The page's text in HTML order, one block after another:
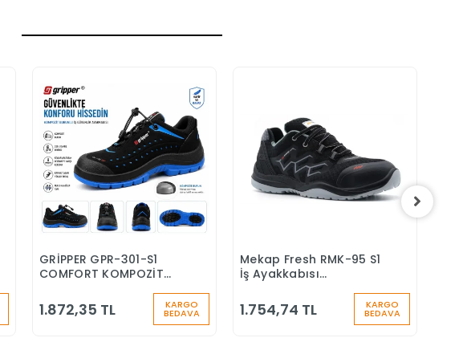
Sepete Ekle
GRİPPER GPR-301-S1
COMFORT KOMPOZİT
1.872,35 TL KARGO
BEDAVA
Sepete Ekle
Mekap Fresh RMK-95 S1
İş Ayakkabısı
1.754,74 TL KARGO
BEDAVA